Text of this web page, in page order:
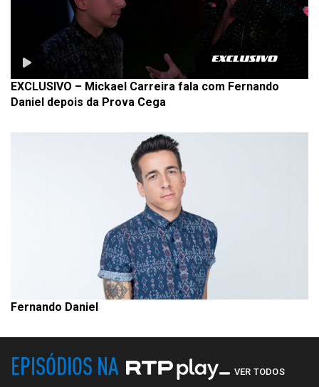
EXCLUSIVO – Mickael Carreira fala com Fernando
Daniel depois da Prova Cega
Fernando Daniel
EPISÓDIOS NA VER TODOS